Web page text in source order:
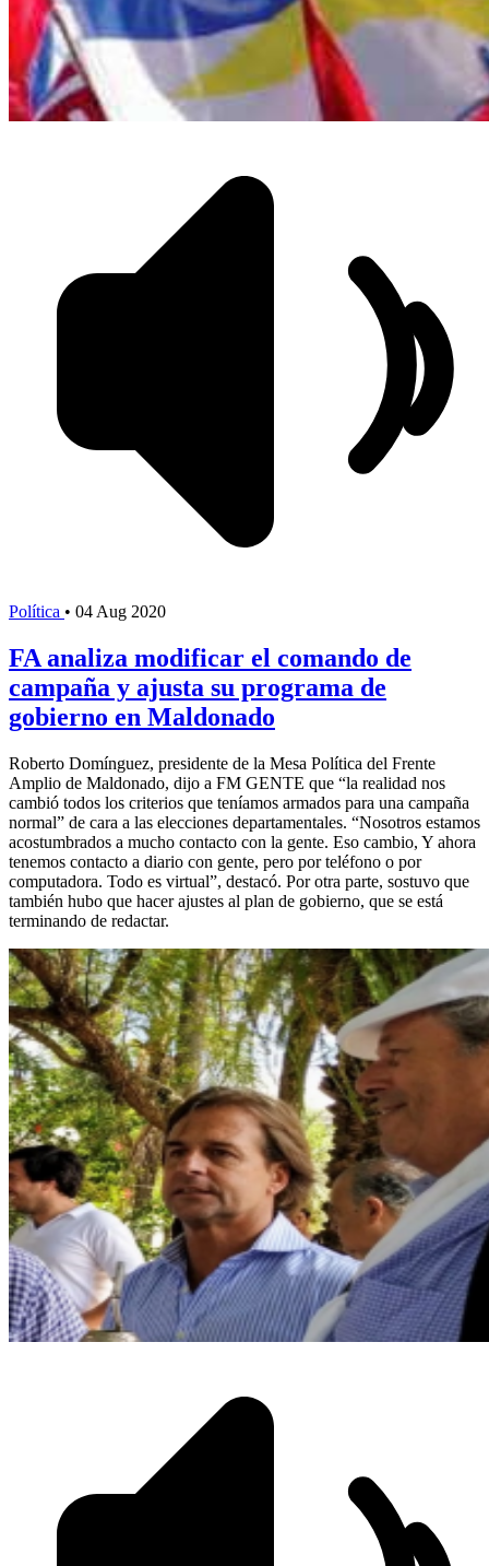
Política • 04 Aug 2020
FA analiza modificar el comando de
campaña y ajusta su programa de
gobierno en Maldonado
Roberto Domínguez, presidente de la Mesa Política del Frente
Amplio de Maldonado, dijo a FM GENTE que “la realidad nos
cambió todos los criterios que teníamos armados para una campaña
normal” de cara a las elecciones departamentales. “Nosotros estamos
acostumbrados a mucho contacto con la gente. Eso cambio, Y ahora
tenemos contacto a diario con gente, pero por teléfono o por
computadora. Todo es virtual”, destacó. Por otra parte, sostuvo que
también hubo que hacer ajustes al plan de gobierno, que se está
terminando de redactar.